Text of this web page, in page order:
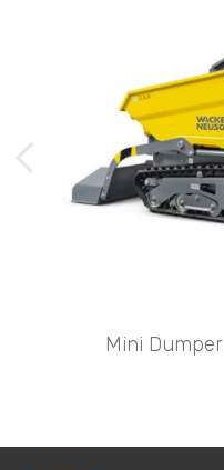
Mini
imágenes anteriores